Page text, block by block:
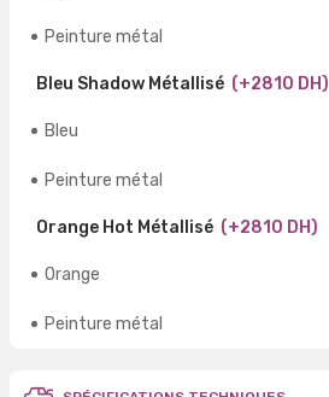
Peinture métal
Bleu Shadow Métallisé (+2810 DH)
Bleu
Peinture métal
Orange Hot Métallisé (+2810 DH)
Orange
Peinture métal